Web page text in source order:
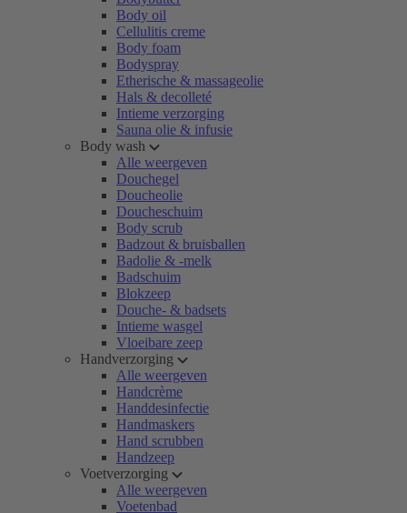
Body oil
Cellulitis creme
Body foam
Bodyspray
Etherische & massageolie
Hals & decolleté
Intieme verzorging
Sauna olie & infusie
Body wash
Alle weergeven
Douchegel
Doucheolie
Doucheschuim
Body scrub
Badzout & bruisballen
Badolie & -melk
Badschuim
Blokzeep
Douche- & badsets
Intieme wasgel
Vloeibare zeep
Handverzorging
Alle weergeven
Handcrème
Handdesinfectie
Handmaskers
Hand scrubben
Handzeep
Voetverzorging
Alle weergeven
Voetenbad